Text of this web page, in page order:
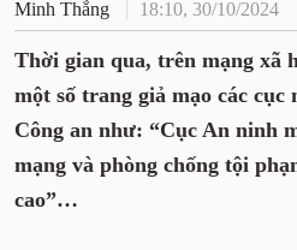
Minh Thắng 18:10, 30/10/2024
Thời gian qua, trên mạng xã
một số trang giả mạo các cục
Công an như: “Cục An ninh
mạng và phòng chống tội
cao”…